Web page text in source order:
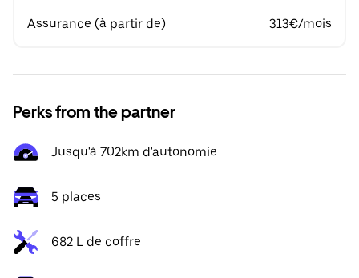
Assurance (à partir de) 313€/mois
Perks from the partner
Jusqu'à 702km d'autonomie
5 places
682 L de coffre